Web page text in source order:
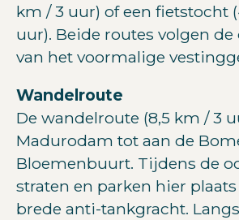
km / 3 uur) of een fietstocht
uur). Beide routes volgen
van het voormalige
Wandelroute
De wandelroute (8,5 km / 3
Madurodam tot aan de
Bloemenbuurt. Tijdens de
straten en parken hier plaats
brede anti-tankgracht.